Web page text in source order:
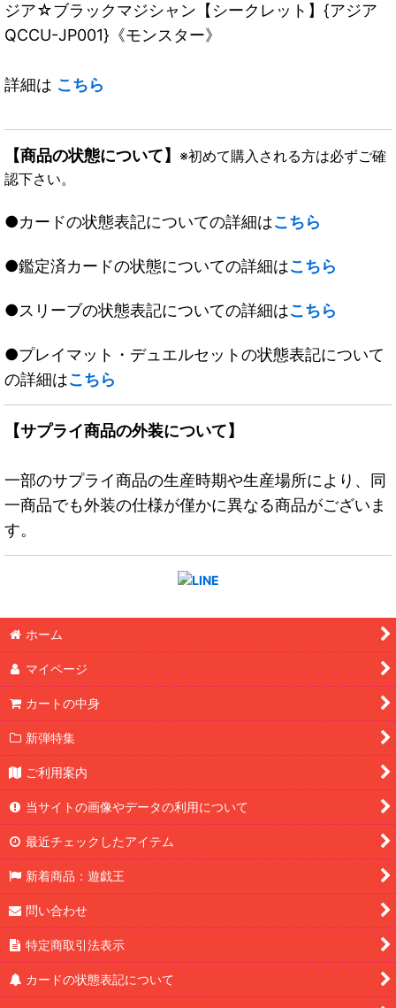
ジア☆ブラックマジシャン【シークレット】{アジア
QCCU-JP001}《モンスター》
詳細は こちら
【商品の状態について】 ※初めて購入される方は必ずご確
認下さい。
●カードの状態表記についての詳細はこちら
●鑑定済カードの状態についての詳細はこちら
●スリーブの状態表記についての詳細はこちら
●プレイマット・デュエルセットの状態表記について
の詳細はこちら
【サプライ商品の外装について】
一部のサプライ商品の生産時期や生産場所により、同
一商品でも外装の仕様が僅かに異なる商品がございま
す。
ホーム
マイページ
カートの中身
新弾特集
ご利用案内
当サイトの画像やデータの利用について
最近チェックしたアイテム
新着商品：遊戯王
問い合わせ
特定商取引法表示
カードの状態表記について